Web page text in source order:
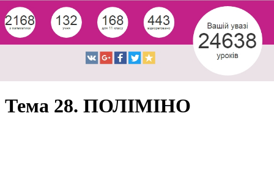
Тема 28. ПОЛІМІНО